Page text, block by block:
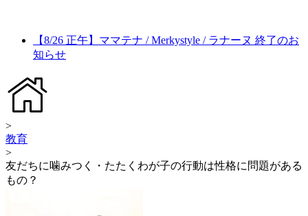
【8/26 正午】ママテナ / Merkystyle / ラナーヌ 終了のお
知らせ
>
教育
>
友だちに噛みつく・たたくわが子の行動は性格に問題がある
もの？